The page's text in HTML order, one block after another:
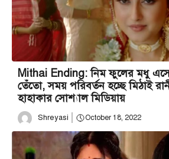
Mithai Ending: নিম ফুলের মধু এসে
তেঁতো, সময় পরিবর্তন হচ্ছে মিঠাই
হাহাকার সোশ্যাল মিডিয়ায়
Shreyasi October 18, 2022